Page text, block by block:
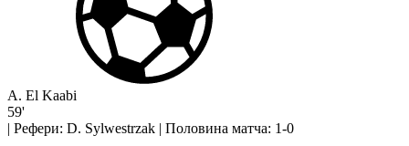
A. El Kaabi
59'
| Рефери: D. Sylwestrzak | Половина матча: 1-0